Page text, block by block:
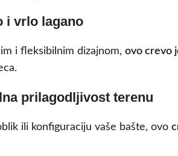
i vrlo lagano
i fleksibilnim dizajnom, ovo crevo
prilagodljivost terenu
ili konfiguraciju vaše bašte, ovo